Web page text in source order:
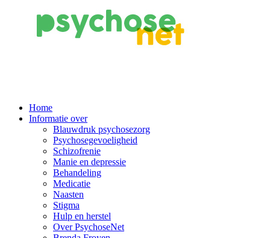
Main
Navigation
Home
Informatie over
Blauwdruk psychosezorg
Psychosegevoeligheid
Schizofrenie
Manie en depressie
Behandeling
Medicatie
Naasten
Stigma
Hulp en herstel
Over PsychoseNet